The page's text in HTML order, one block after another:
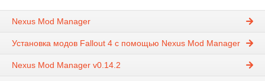
Nexus Mod Manager
Установка модов Fallout 4 с помощью Nexus Mod Manager
Nexus Mod Manager v0.14.2